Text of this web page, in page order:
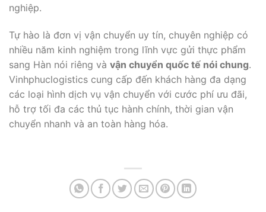
nghiệp.
Tự hào là đơn vị vận chuyển uy tín, chuyên nghiệp có
nhiều năm kinh nghiệm trong lĩnh vực gửi thực phẩm
sang Hàn nói riêng và vận chuyển quốc tế nói chung.
Vinhphuclogistics cung cấp đến khách hàng đa dạng
các loại hình dịch vụ vận chuyển với cước phí ưu đãi,
hỗ trợ tối đa các thủ tục hành chính, thời gian vận
chuyển nhanh và an toàn hàng hóa.